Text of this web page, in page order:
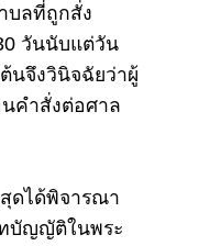
บลที่ถูกสั่ง
วันนับแต่วัน
นจึงวินิจฉัยว่าผู้
คำสั่งต่อศาล
ดได้พิจารณา
บัญญัติในพระ